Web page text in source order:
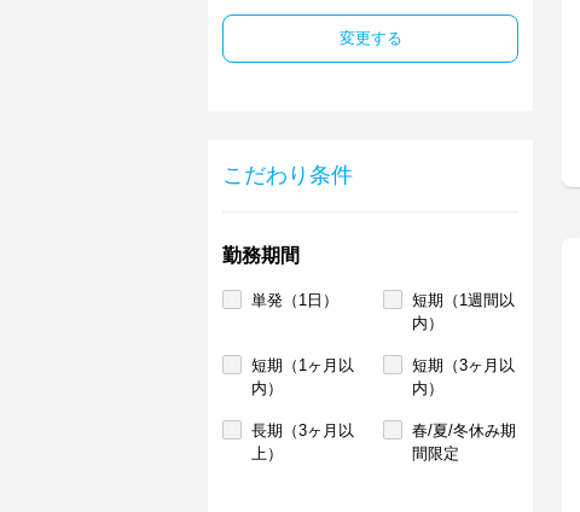
変更する
こだわり条件
勤務期間
単発（1日）
短期（1週間以
内）
短期（1ヶ月以
内）
短期（3ヶ月以
内）
長期（3ヶ月以
上）
春/夏/冬休み期
間限定